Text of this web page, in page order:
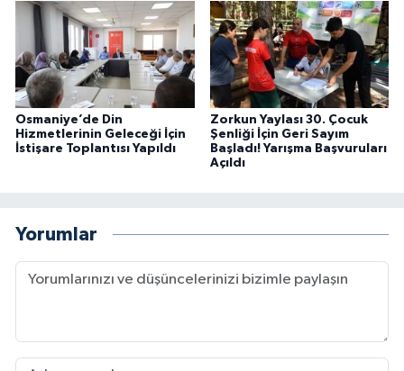
Osmaniye’de Din
Hizmetlerinin Geleceği İçin
İstişare Toplantısı Yapıldı
Zorkun Yaylası 30. Çocuk
Şenliği İçin Geri Sayım
Başladı! Yarışma Başvuruları
Açıldı
Yorumlar